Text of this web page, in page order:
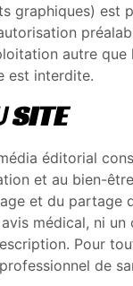
graphiques) est
autre que
est interdite.
SITE
éditorial
et au bien-
et du partage
médical, ni un
Pour
de